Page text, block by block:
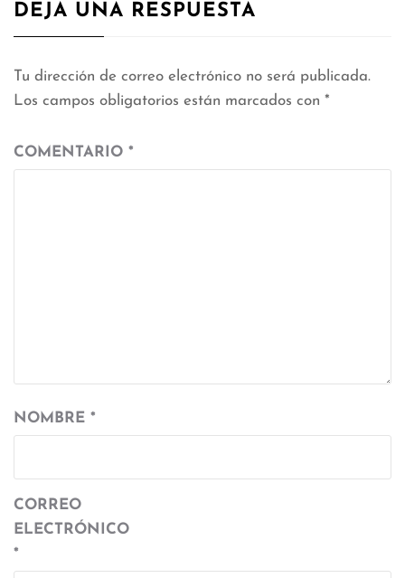
DEJA UNA RESPUESTA
Tu dirección de correo electrónico no será publicada.
Los campos obligatorios están marcados con *
COMENTARIO *
NOMBRE *
CORREO
ELECTRÓNICO
*